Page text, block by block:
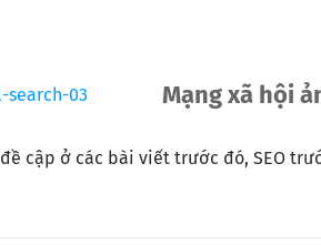
Mạng xã hội
cập ở các bài viết trước đó, SEO